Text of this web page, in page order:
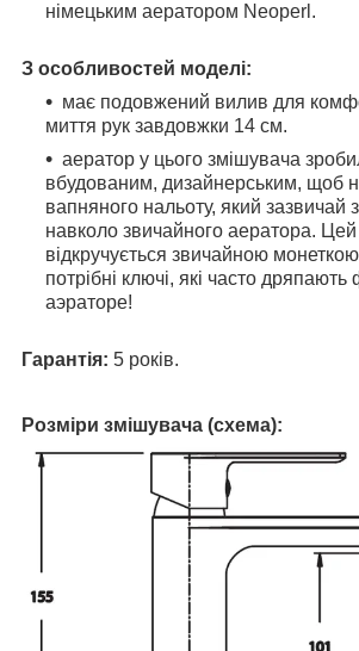
німецьким аератором Neoperl.
З особливостей моделі:
має подовжений вилив для
миття рук завдовжки 14 см.
аератор у цього змішувача
вбудованим, дизайнерським, щоб
вапняного нальоту, який зазвичай
навколо звичайного аератора.
відкручується звичайною
потрібні ключі, які часто
аэраторе!
Гарантія: 5 років.
Розміри змішувача (схема):